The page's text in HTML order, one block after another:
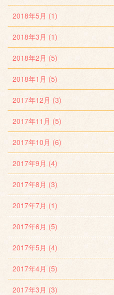
2018年5月 (1)
2018年3月 (1)
2018年2月 (5)
2018年1月 (5)
2017年12月 (3)
2017年11月 (5)
2017年10月 (6)
2017年9月 (4)
2017年8月 (3)
2017年7月 (1)
2017年6月 (5)
2017年5月 (4)
2017年4月 (5)
2017年3月 (3)